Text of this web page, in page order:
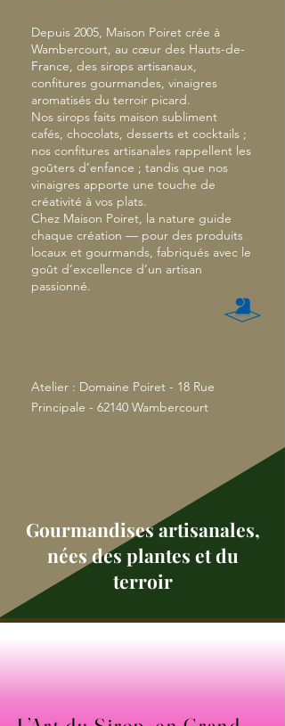
Depuis 2005, Maison Poiret crée à
Wambercourt, au cœur des Hauts-de-
France, des sirops artisanaux,
confitures gourmandes, vinaigres
aromatisés du terroir picard.
Nos sirops faits maison subliment
cafés, chocolats, desserts et cocktails ;
nos confitures artisanales rappellent les
goûters d’enfance ; tandis que nos
vinaigres apporte une touche de
créativité à vos plats.
Chez Maison Poiret, la nature guide
chaque création — pour des produits
locaux et gourmands, fabriqués avec le
goût d’excellence d’un artisan
passionné.
Atelier : Domaine Poiret - 18 Rue
Principale - 62140 Wambercourt
Gourmandises artisanales,
nées des plantes et du
terroir